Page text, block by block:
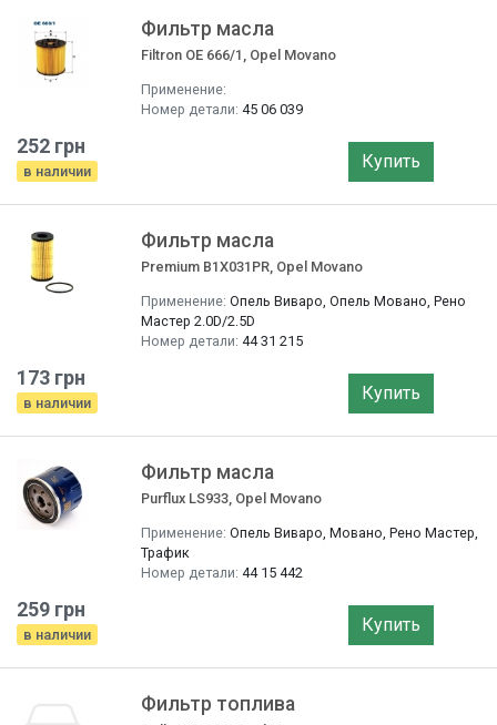
Фильтр маслa
Filtron OE 666/1, Opel Movano
Применение:
Номер детали: 45 06 039
252 грн
в наличии Купить
Фильтр маслa
Premium B1X031PR, Opel Movano
Применение: Опель Виваро, Опель Мовано, Рено
Мастер 2.0D/2.5D
Номер детали: 44 31 215
173 грн
в наличии Купить
Фильтр маслa
Purflux LS933, Opel Movano
Применение: Опель Виваро, Мовано, Рено Мастер,
Трафик
Номер детали: 44 15 442
259 грн
в наличии Купить
Фильтр топлива